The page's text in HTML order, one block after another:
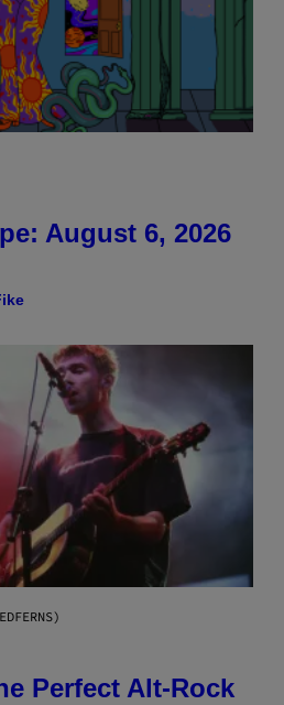
August 6, 2026
Perfect Alt-Rock